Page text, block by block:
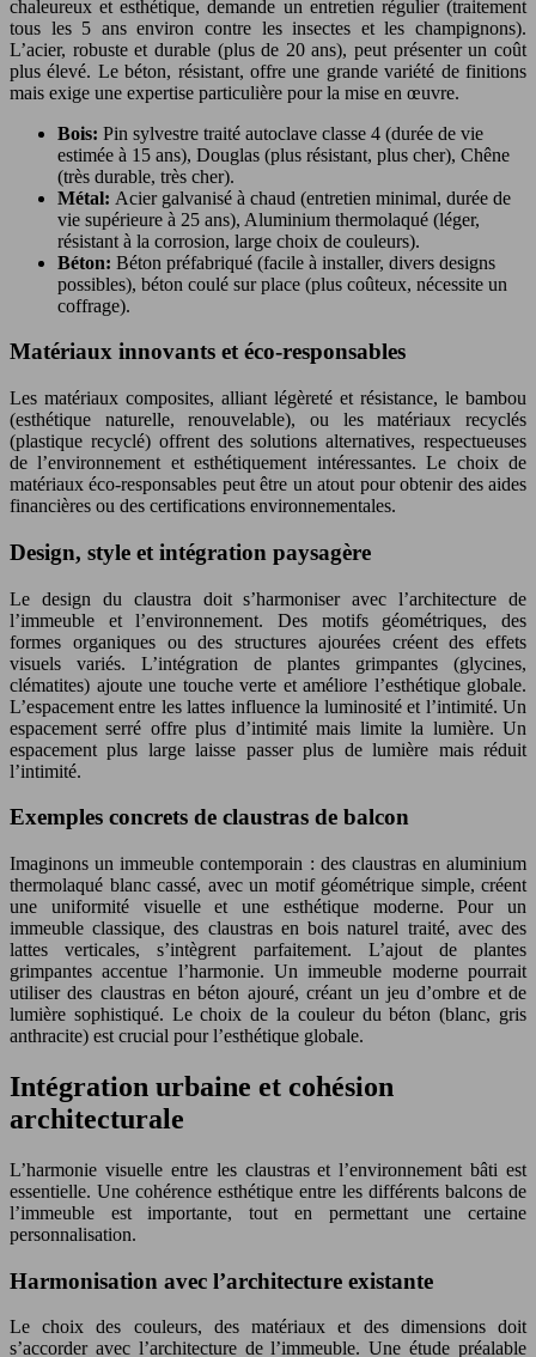
chaleureux et esthétique, demande un entretien régulier (traitement
tous les 5 ans environ contre les insectes et les champignons).
L’acier, robuste et durable (plus de 20 ans), peut présenter un coût
plus élevé. Le béton, résistant, offre une grande variété de finitions
mais exige une expertise particulière pour la mise en œuvre.
Bois: Pin sylvestre traité autoclave classe 4 (durée de vie
estimée à 15 ans), Douglas (plus résistant, plus cher), Chêne
(très durable, très cher).
Métal: Acier galvanisé à chaud (entretien minimal, durée de
vie supérieure à 25 ans), Aluminium thermolaqué (léger,
résistant à la corrosion, large choix de couleurs).
Béton: Béton préfabriqué (facile à installer, divers designs
possibles), béton coulé sur place (plus coûteux, nécessite un
coffrage).
Matériaux innovants et éco-responsables
Les matériaux composites, alliant légèreté et résistance, le bambou
(esthétique naturelle, renouvelable), ou les matériaux recyclés
(plastique recyclé) offrent des solutions alternatives, respectueuses
de l’environnement et esthétiquement intéressantes. Le choix de
matériaux éco-responsables peut être un atout pour obtenir des aides
financières ou des certifications environnementales.
Design, style et intégration paysagère
Le design du claustra doit s’harmoniser avec l’architecture de
l’immeuble et l’environnement. Des motifs géométriques, des
formes organiques ou des structures ajourées créent des effets
visuels variés. L’intégration de plantes grimpantes (glycines,
clématites) ajoute une touche verte et améliore l’esthétique globale.
L’espacement entre les lattes influence la luminosité et l’intimité. Un
espacement serré offre plus d’intimité mais limite la lumière. Un
espacement plus large laisse passer plus de lumière mais réduit
l’intimité.
Exemples concrets de claustras de balcon
Imaginons un immeuble contemporain : des claustras en aluminium
thermolaqué blanc cassé, avec un motif géométrique simple, créent
une uniformité visuelle et une esthétique moderne. Pour un
immeuble classique, des claustras en bois naturel traité, avec des
lattes verticales, s’intègrent parfaitement. L’ajout de plantes
grimpantes accentue l’harmonie. Un immeuble moderne pourrait
utiliser des claustras en béton ajouré, créant un jeu d’ombre et de
lumière sophistiqué. Le choix de la couleur du béton (blanc, gris
anthracite) est crucial pour l’esthétique globale.
Intégration urbaine et cohésion
architecturale
L’harmonie visuelle entre les claustras et l’environnement bâti est
essentielle. Une cohérence esthétique entre les différents balcons de
l’immeuble est importante, tout en permettant une certaine
personnalisation.
Harmonisation avec l’architecture existante
Le choix des couleurs, des matériaux et des dimensions doit
s’accorder avec l’architecture de l’immeuble. Une étude préalable